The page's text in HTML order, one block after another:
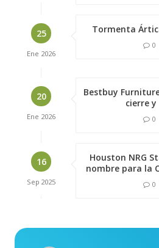
25
Ene 2026
Tormenta
0
20
Ene 2026
Bestbuy
cierre
0
16
Sep 2025
Houston NRG
nombre para la
0